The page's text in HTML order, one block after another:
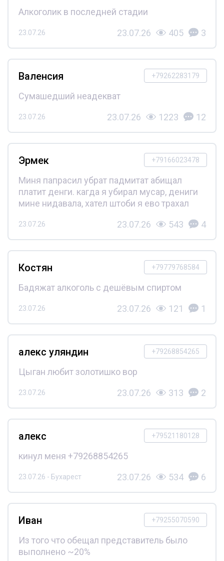
Алкоголик в последней стадии
23.07.26 23.07.26 405 3
+79262283179
Валенсия
Сумашедший неадекват
23.07.26 23.07.26 1223 12
+79166023478
Эрмек
Миня папрасил убрат падмитат абищал
платит денги. кагда я убирал мусар, дениги
мине нидавала, хател штоби я ево трахал
23.07.26 23.07.26 543 4
+79779768584
Костян
Бадяжат алкоголь с дешёвым спиртом
23.07.26 23.07.26 121 1
+79268854265
алекс уляндин
Цыган любит золотишко вор
23.07.26 23.07.26 313 2
+79521180128
алекс
кинул меня +79268854265
23.07.26 - Бухарест 23.07.26 534 6
+79255070590
Иван
Из того что обещал представитель было
выполнено ~20%